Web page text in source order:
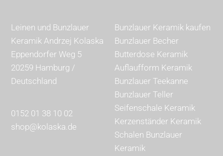
Leinen und Bunzlauer
Keramik Andrzej Kolaska
Eppendorfer Weg 5
20259 Hamburg /
Deutschland
0152 01 38 10 02
shop@kolaska.de
Bunzlauer Keramik kaufen
Bunzlauer Becher
Butterdose Keramik
Auflaufform Keramik
Bunzlauer Teekanne
Bunzlauer Teller
Seifenschale Keramik
Kerzenständer Keramik
Schalen Bunzlauer
Keramik